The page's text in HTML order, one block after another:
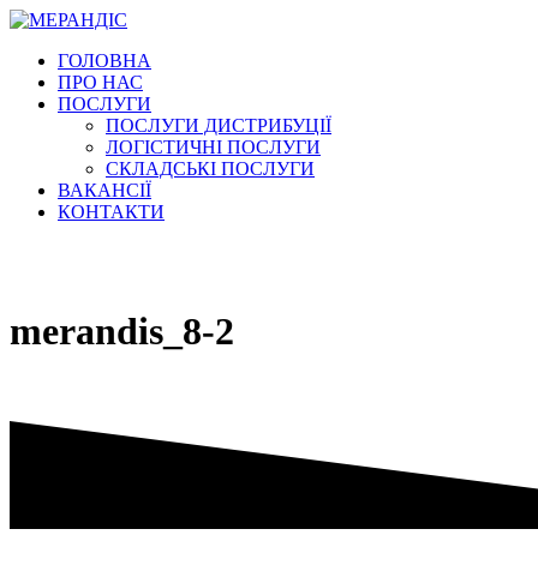
Перейти
содержимому
ГОЛОВНА
ПРО НАС
ПОСЛУГИ
ПОСЛУГИ ДИСТРИБУЦІЇ
ЛОГІСТИЧНІ ПОСЛУГИ
СКЛАДСЬКІ ПОСЛУГИ
ВАКАНСІЇ
КОНТАКТИ
merandis_8-2